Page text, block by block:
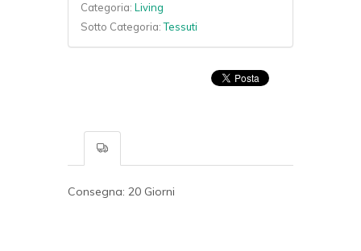
Categoria: Living
Sotto Categoria:Tessuti
Consegna: 20 Giorni